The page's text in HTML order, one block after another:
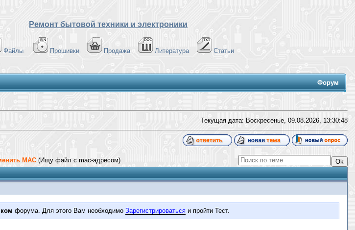
Ремонт бытовой техники и электроники
Файлы Прошивки Продажа Литература Статьи
Форум
Текущая дата: Воскресенье, 09.08.2026, 13:30:48
MAC (Ищу файл с mac-адресом)
форума. Для этого Вам необходимо Зарегистрироваться и пройти Тест.